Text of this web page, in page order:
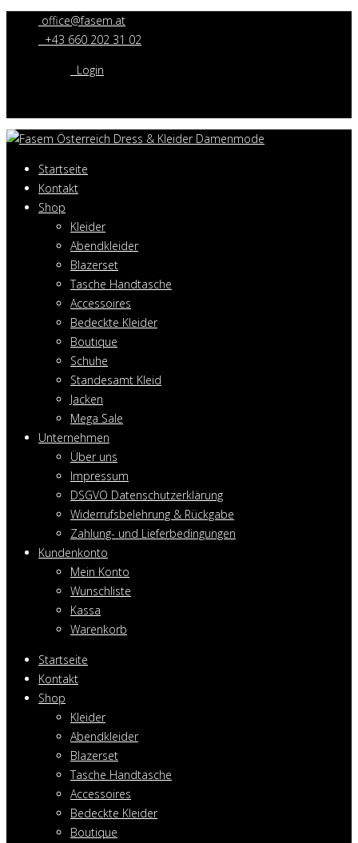
office@fasem.at
+43 660 202 31 02
Login
Startseite
Kontakt
Shop
Kleider
Abendkleider
Blazerset
Tasche Handtasche
Accessoires
Bedeckte Kleider
Boutique
Schuhe
Standesamt Kleid
Jacken
Mega Sale
Unternehmen
Über uns
Impressum
DSGVO Datenschutzerklärung
Widerrufsbelehrung & Rückgabe
Zahlung- und Lieferbedingungen
Kundenkonto
Mein Konto
Wunschliste
Kassa
Warenkorb
Startseite
Kontakt
Shop
Kleider
Abendkleider
Blazerset
Tasche Handtasche
Accessoires
Bedeckte Kleider
Boutique